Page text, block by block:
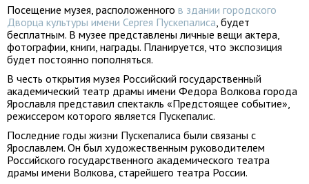
Посещение музея, расположенного в здании городского
Дворца культуры имени Сергея Пускепалиса, будет
бесплатным. В музее представлены личные вещи актера,
фотографии, книги, награды. Планируется, что экспозиция
будет постоянно пополняться.
В честь открытия музея Российский государственный
академический театр драмы имени Федора Волкова города
Ярославля представил спектакль «Предстоящее событие»,
режиссером которого является Пускепалис.
Последние годы жизни Пускепалиса были связаны с
Ярославлем. Он был художественным руководителем
Российского государственного академического театра
драмы имени Волкова, старейшего театра России.